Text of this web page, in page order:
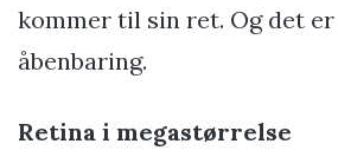
kommer til sin ret. Og det
åbenbaring.
Retina i megastørrelse